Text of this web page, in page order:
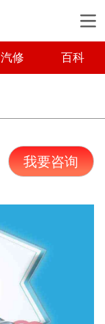
汽修 百科
我要咨询